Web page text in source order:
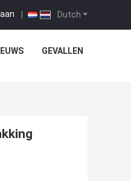
Dutch
|
GEVALLEN